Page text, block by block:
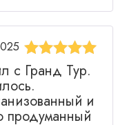
Оценка5из
5
с Гранд Тур.
и
продуманный